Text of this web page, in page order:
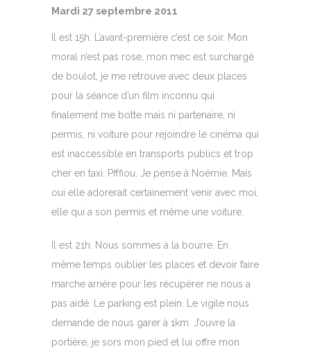
Mardi 27 septembre 2011
Il est 15h. L’avant-première c’est ce soir. Mon
moral n’est pas rose, mon mec est surchargé
de boulot, je me retrouve avec deux places
pour la séance d’un film inconnu qui
finalement me botte mais ni partenaire, ni
permis, ni voiture pour rejoindre le cinéma qui
est inaccessible en transports publics et trop
cher en taxi. Pfffiou. Je pense à Noémie. Mais
oui elle adorerait certainement venir avec moi,
elle qui a son permis et même une voiture.
Il est 21h. Nous sommes à la bourre. En
même temps oublier les places et devoir faire
marche arrière pour les récupérer ne nous a
pas aidé. Le parking est plein. Le vigile nous
demande de nous garer à 1km. J’ouvre la
portière, je sors mon pied et lui offre mon